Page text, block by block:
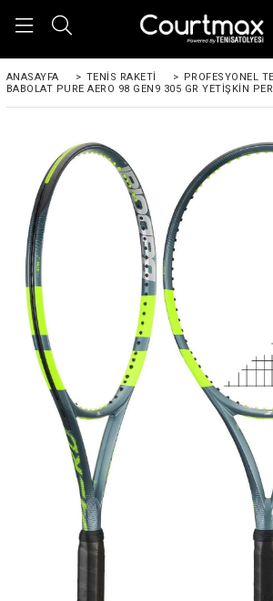
ANASAYFA > TENIS RAKETI > PROFESYONEL
BABOLAT PURE AERO 98 GEN9 305 GR YETIŞKIN